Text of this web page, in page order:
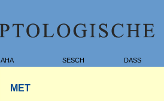
AHA SESCH
DASS
MET